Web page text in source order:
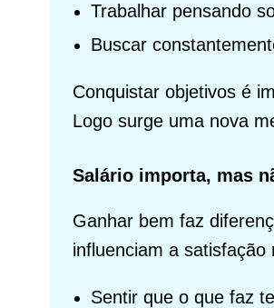
Trabalhar pensando
Buscar
Conquistar objetivos é
Logo surge uma nova
Salário importa, mas
Ganhar bem faz
influenciam a satisfação
Sentir que o que faz